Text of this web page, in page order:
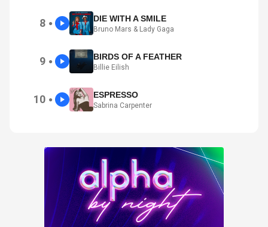
8 ● DIE WITH A SMILE
Bruno Mars & Lady Gaga
9 ● BIRDS OF A FEATHER
Billie Eilish
10 ● ESPRESSO
Sabrina Carpenter